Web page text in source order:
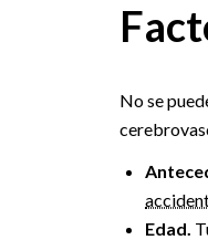
No se
Edad.